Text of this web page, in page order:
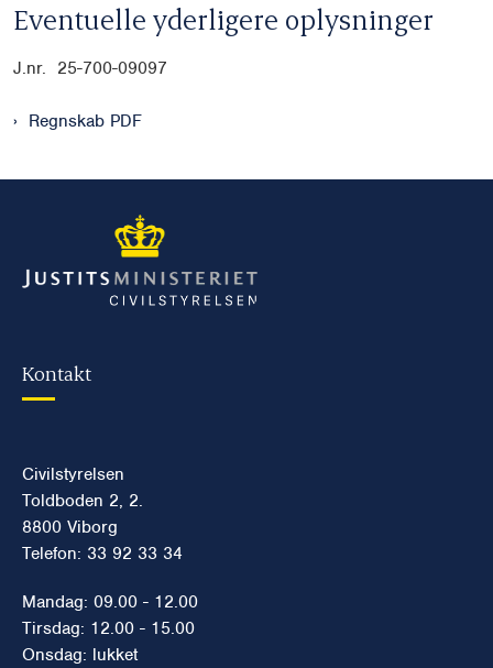
Eventuelle yderligere oplysninger
J.nr. 25-700-09097
Regnskab PDF
Kontakt
Civilstyrelsen
Toldboden 2, 2.
8800 Viborg
Telefon: 33 92 33 34
Mandag: 09.00 - 12.00
Tirsdag: 12.00 - 15.00
Onsdag: lukket